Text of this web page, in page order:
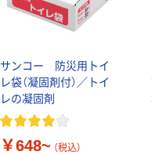
サンコー 防災用トイ
レ袋（凝固剤付）／トイ
レの凝固剤
￥648~ （税込）